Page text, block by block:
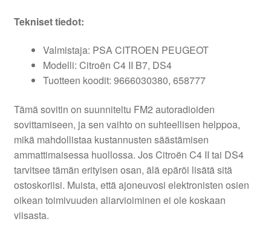
Tekniset tiedot:
Valmistaja: PSA CITROEN PEUGEOT
Modelli: Citroën C4 II B7, DS4
Tuotteen koodit: 9666030380, 658777
Tämä sovitin on suunniteltu FM2 autoradioiden
sovittamiseen, ja sen vaihto on suhteellisen helppoa,
mikä mahdollistaa kustannusten säästämisen
ammattimaisessa huollossa. Jos Citroën C4 II tai DS4
tarvitsee tämän erityisen osan, älä epäröi lisätä sitä
ostoskoriisi. Muista, että ajoneuvosi elektronisten osien
oikean toimivuuden aliarvioiminen ei ole koskaan
viisasta.